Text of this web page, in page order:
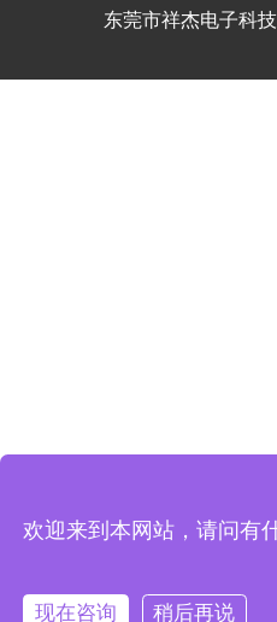
东莞市祥杰电子科
欢迎来到本网站，请问有
现在咨询 稍后再说